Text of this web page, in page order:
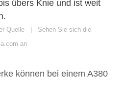
übers Knie und ist weit
Quelle | Sehen Sie sich die
an
können bei einem A380